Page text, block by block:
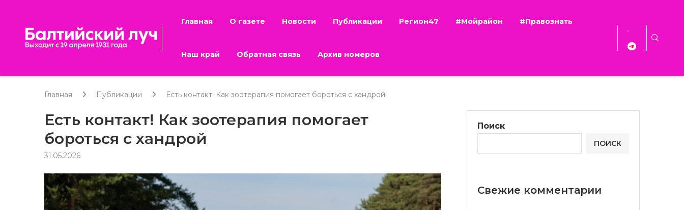
Главная О газете Новости Публикации Регион47 #Мойрайон #Правознать
Наш край Обратная связь Архив номеров
Главная Публикации Есть контакт! Как зоотерапия помогает бороться с хандрой
Есть контакт! Как зоотерапия помогает
бороться с хандрой
31.05.2026
Поиск
ПОИСК
Свежие комментарии